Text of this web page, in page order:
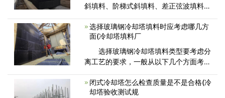
斜填料、阶梯式斜填料、差正弦波填料、
斜折填料。每种填料的工艺不同，使用场
景也会不同。冷却塔的工作效率也是由冷
却塔填料组成的
选择玻璃钢冷却塔填料时应考虑哪几方
面(冷却塔填料厂
选择玻璃钢冷却塔填料类型要考虑分
离工艺的要求，一般从以下几个方面考
规整玻璃钢冷却塔填料的传质效率要高于
散装填料。 (2)在保证传质
闭式冷却塔怎么检查质量是不是合格(冷
却塔验收测试规